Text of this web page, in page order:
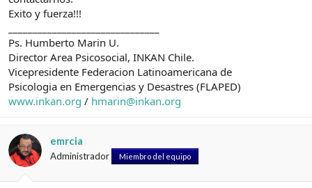
Exito y fuerza!!!
Ps. Humberto Marin U.
Director Area Psicosocial, INKAN Chile.
Vicepresidente Federacion Latinoamericana de
Psicologia en Emergencias y Desastres (FLAPED)
www.inkan.org / hmarin@inkan.org
emrcia
Administrador Miembro del equipo